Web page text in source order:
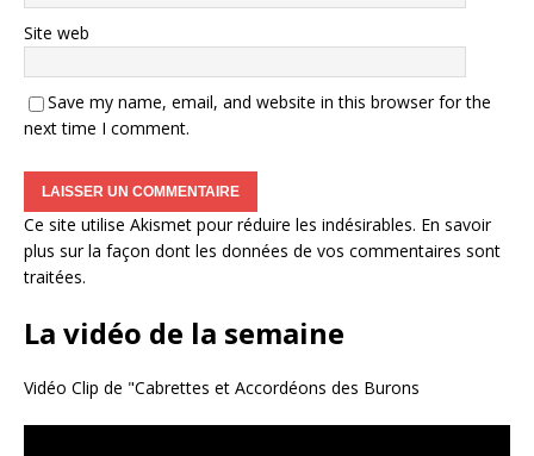
Site web
Save my name, email, and website in this browser for the
next time I comment.
Ce site utilise Akismet pour réduire les indésirables. En savoir
plus sur la façon dont les données de vos commentaires sont
traitées.
La vidéo de la semaine
Vidéo Clip de "Cabrettes et Accordéons des Burons